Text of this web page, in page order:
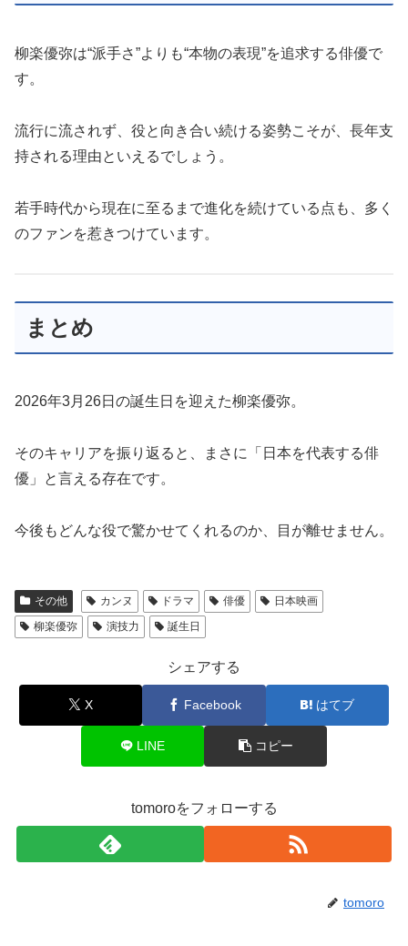
柳楽優弥は“派手さ”よりも“本物の表現”を追求する俳優で
す。
流行に流されず、役と向き合い続ける姿勢こそが、長年支
持される理由といえるでしょう。
若手時代から現在に至るまで進化を続けている点も、多く
のファンを惹きつけています。
まとめ
2026年3月26日の誕生日を迎えた柳楽優弥。
そのキャリアを振り返ると、まさに「日本を代表する俳
優」と言える存在です。
今後もどんな役で驚かせてくれるのか、目が離せません。
その他 カンヌ ドラマ 俳優
日本映画
柳楽優弥
演技力 誕生日
シェアする
X Facebook はてブ
LINE コピー
tomoroをフォローする
tomoro